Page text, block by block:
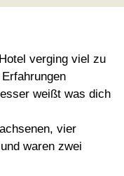
verging viel zu
weißt was dich
vier
waren zwei